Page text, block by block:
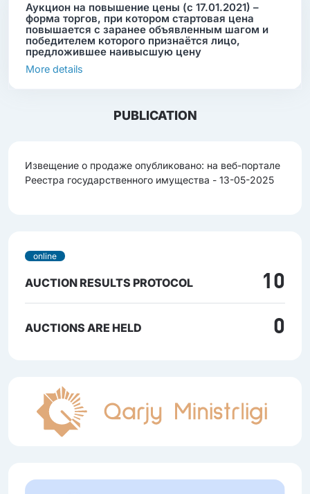
Аукцион на повышение цены (с 17.01.2021) –
форма торгов, при котором стартовая цена
повышается с заранее объявленным шагом и
победителем которого признаётся лицо,
предложившее наивысшую цену
More details
PUBLICATION
Извещение о продаже опубликовано: на веб-портале
Реестра государственного имущества - 13-05-2025
online
AUCTION RESULTS PROTOCOL 10
AUCTIONS ARE HELD 0